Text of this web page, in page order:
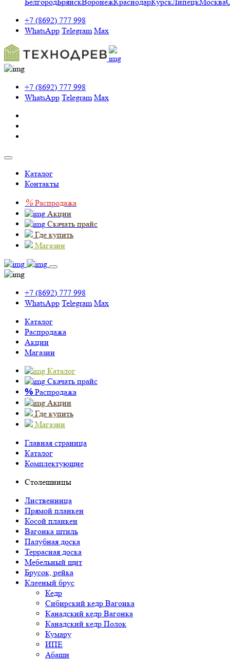
+7 (8692) 777 998
WhatsApp Telegram Max
+7 (8692) 777 998
WhatsApp Telegram Max
Каталог
Контакты
% Распродажа
Акции
Скачать прайс
Где купить
Магазин
+7 (8692) 777 998
WhatsApp Telegram Max
Каталог
Распродажа
Акции
Магазин
Каталог
Скачать прайс
% Распродажа
Акции
Где купить
Магазин
Главная страница
Каталог
Комплектующие
Столешницы
Лиственница
Прямой планкен
Косой планкен
Вагонка штиль
Палубная доска
Террасная доска
Мебельный щит
Брусок, рейка
Клееный брус
Кедр
Сибирский кедр Вагонка
Канадский кедр Вагонка
Канадский кедр Полок
Кумару
ИПЕ
Абаши